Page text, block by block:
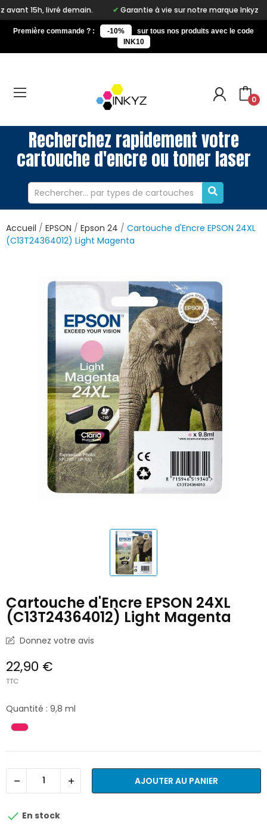
Garantie à vie sur notre marque Inkyz Livraison
Première commande ? : -10%
sur tous nos produits avec le code
INK10
0
Recherchez rapidement votre
cartouche d'encre ou toner laser
Accueil EPSON Epson 24
Cartouche d'Encre EPSON 24XL
(C13T24364012) Light Magenta
Cartouche d'Encre EPSON 24XL
(C13T24364012) Light Magenta
Donnez votre avis
22,90 €
TTC
Quantité : 9,8 ml
AJOUTER AU PANIER
 En stock